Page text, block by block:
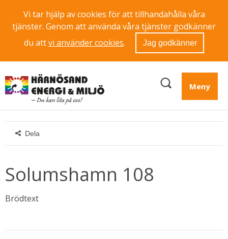
Vi tar hjälp av cookies för att tillhandahålla våra
tjänster. Genom att använda våra tjänster godkänner
du attvi använder cookies. Jag godkänner
Meny
Dela
Solumshamn 108
Brödtext